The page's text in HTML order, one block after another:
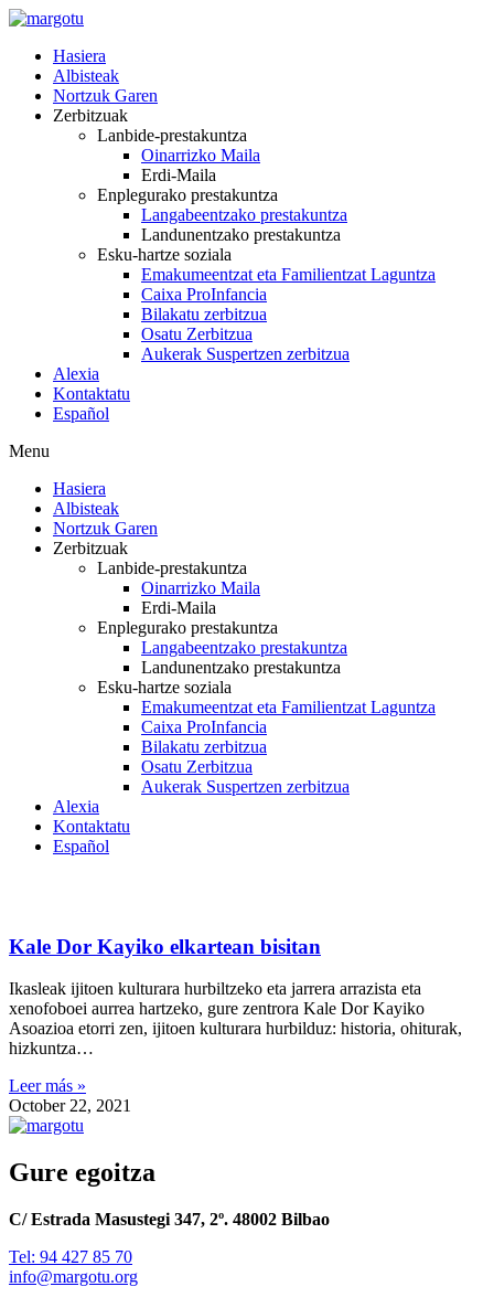
Skip
contentHasiera
Albisteak
Nortzuk Garen
Zerbitzuak
Lanbide-prestakuntza
Oinarrizko Maila
Erdi-Maila
Enplegurako prestakuntza
Langabeentzako prestakuntza
Landunentzako prestakuntza
Esku-hartze soziala
Emakumeentzat eta Familientzat Laguntza
Caixa ProInfancia
Bilakatu zerbitzua
Osatu Zerbitzua
Aukerak Suspertzen zerbitzua
Alexia
Kontaktatu
Español
Menu
Hasiera
Albisteak
Nortzuk Garen
Zerbitzuak
Lanbide-prestakuntza
Oinarrizko Maila
Erdi-Maila
Enplegurako prestakuntza
Langabeentzako prestakuntza
Landunentzako prestakuntza
Esku-hartze soziala
Emakumeentzat eta Familientzat Laguntza
Caixa ProInfancia
Bilakatu zerbitzua
Osatu Zerbitzua
Aukerak Suspertzen zerbitzua
Alexia
Kontaktatu
Español
Kale Dor Kayiko elkartean bisitan
Ikasleak ijitoen kulturara hurbiltzeko eta jarrera arrazista eta
xenofoboei aurrea hartzeko, gure zentrora Kale Dor Kayiko
Asoazioa etorri zen, ijitoen kulturara hurbilduz: historia, ohiturak,
hizkuntza…
Leer más »
October 22, 2021
Gure egoitza
C/ Estrada Masustegi 347, 2º. 48002 Bilbao
Tel: 94 427 85 70
info@margotu.org